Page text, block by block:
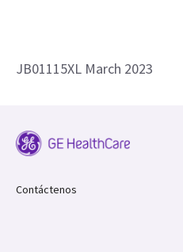
JB01115XL March 2023
Contáctenos